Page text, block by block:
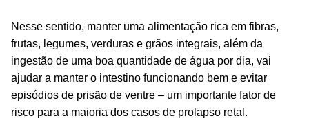
Nesse sentido, manter uma alimentação rica em fibras,
frutas, legumes, verduras e grãos integrais, além da
ingestão de uma boa quantidade de água por dia, vai
ajudar a manter o intestino funcionando bem e evitar
episódios de prisão de ventre – um importante fator de
risco para a maioria dos casos de prolapso retal.